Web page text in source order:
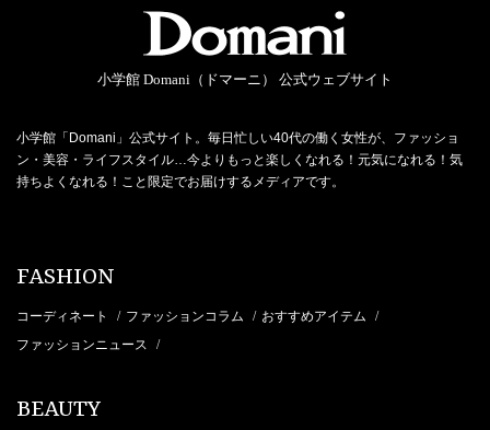
小学館 Domani（ドマーニ） 公式ウェブサイト
小学館「Domani」公式サイト。毎日忙しい40代の働く女性が、ファッショ
ン・美容・ライフスタイル…今よりもっと楽しくなれる！元気になれる！気
持ちよくなれる！こと限定でお届けするメディアです。
FASHION
コーディネート / ファッションコラム / おすすめアイテム /
ファッションニュース /
BEAUTY